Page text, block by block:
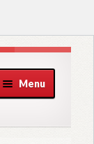
Menu